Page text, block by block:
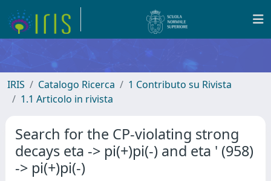
IRIS Catalogo Ricerca
1 Contributo su Rivista
1.1 Articolo in rivista
Search for the CP-violating strong
decays eta -> pi(+)pi(-) and eta ' (958)
-> pi(+)pi(-)